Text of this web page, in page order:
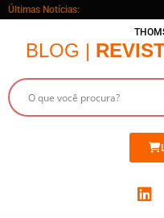
Últimas Notícias:
BLOG |